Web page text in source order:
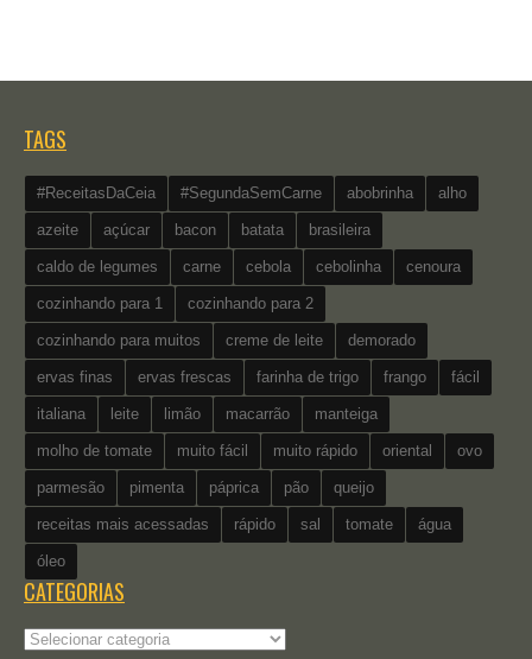
TAGS
#ReceitasDaCeia #SegundaSemCarne abobrinha alho
azeite açúcar bacon batata brasileira
caldo de legumes carne cebola cebolinha cenoura
cozinhando para 1 cozinhando para 2
cozinhando para muitos creme de leite demorado
ervas finas ervas frescas farinha de trigo frango fácil
italiana leite limão macarrão manteiga
molho de tomate muito fácil muito rápido oriental ovo
parmesão pimenta páprica pão queijo
receitas mais acessadas rápido sal tomate água
óleo
CATEGORIAS
Categorias